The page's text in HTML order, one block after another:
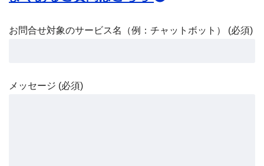
お問合せ対象のサービス名（例：チャットボット） (必須)
メッセージ (必須)